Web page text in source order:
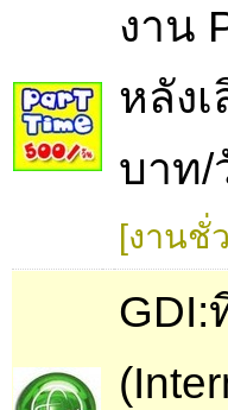
งาน
หลัง
บาท/
[งานชั่
GDI: